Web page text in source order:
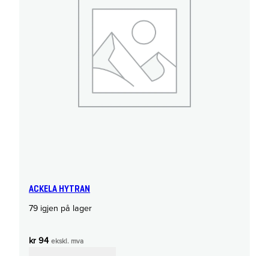
ACKELA HYTRAN
79 igjen på lager
kr94 ekskl. mva